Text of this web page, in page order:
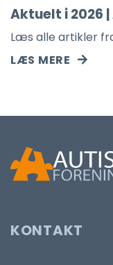
Aktuelt i 2026
Læs alle artikler
LÆS MERE
KONTAKT